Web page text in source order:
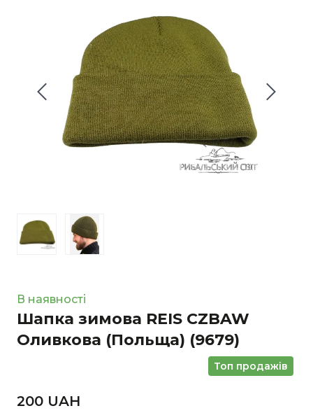
В наявності
Шапка зимова REIS CZBAW
Оливкова (Польща) (9679)
Топ продажів
200 UAН